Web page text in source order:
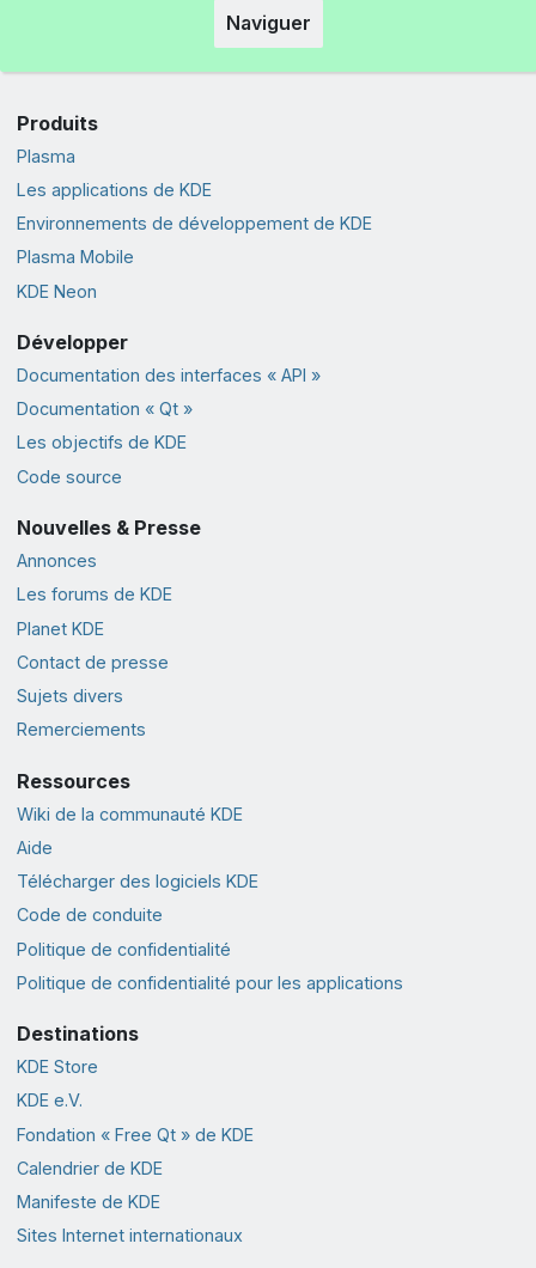
Naviguer
Produits
Plasma
Les applications de KDE
Environnements de développement de KDE
Plasma Mobile
KDE Neon
Développer
Documentation des interfaces « API »
Documentation « Qt »
Les objectifs de KDE
Code source
Nouvelles & Presse
Annonces
Les forums de KDE
Planet KDE
Contact de presse
Sujets divers
Remerciements
Ressources
Wiki de la communauté KDE
Aide
Télécharger des logiciels KDE
Code de conduite
Politique de confidentialité
Politique de confidentialité pour les applications
Destinations
KDE Store
KDE e.V.
Fondation « Free Qt » de KDE
Calendrier de KDE
Manifeste de KDE
Sites Internet internationaux